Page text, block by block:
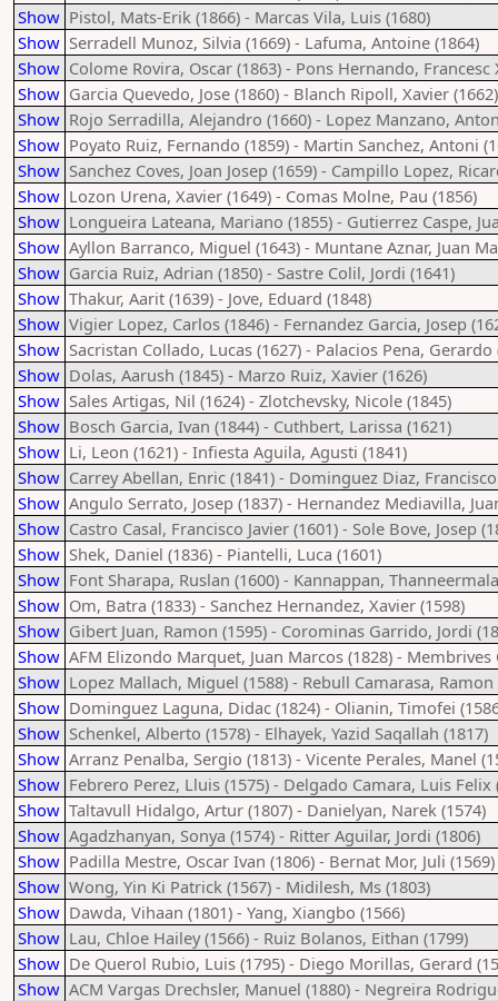
Show Pistol, Mats-Erik (1866) - Marcas Vila, Luis (1680)
Show Serradell Munoz, Silvia (1669) - Lafuma, Antoine (1864)
Show Colome Rovira, Oscar (1863) - Pons Hernando, Francesc
Show Garcia Quevedo, Jose (1860) - Blanch Ripoll, Xavier (1662)
Show Rojo Serradilla, Alejandro (1660) - Lopez Manzano,
Show Poyato Ruiz, Fernando (1859) - Martin Sanchez, Antoni
Show Sanchez Coves, Joan Josep (1659) - Campillo Lopez,
Show Lozon Urena, Xavier (1649) - Comas Molne, Pau (1856)
Show Longueira Lateana, Mariano (1855) - Gutierrez Caspe,
Show Ayllon Barranco, Miguel (1643) - Muntane Aznar, Juan
Show Garcia Ruiz, Adrian (1850) - Sastre Colil, Jordi (1641)
Show Thakur, Aarit (1639) - Jove, Eduard (1848)
Show Vigier Lopez, Carlos (1846) - Fernandez Garcia, Josep
Show Sacristan Collado, Lucas (1627) - Palacios Pena, Gerardo
Show Dolas, Aarush (1845) - Marzo Ruiz, Xavier (1626)
Show Sales Artigas, Nil (1624) - Zlotchevsky, Nicole (1845)
Show Bosch Garcia, Ivan (1844) - Cuthbert, Larissa (1621)
Show Li, Leon (1621) - Infiesta Aguila, Agusti (1841)
Show Carrey Abellan, Enric (1841) - Dominguez Diaz,
Show Angulo Serrato, Josep (1837) - Hernandez Mediavilla,
Show Castro Casal, Francisco Javier (1601) - Sole Bove, Josep
Show Shek, Daniel (1836) - Piantelli, Luca (1601)
Show Font Sharapa, Ruslan (1600) - Kannappan,
Show Om, Batra (1833) - Sanchez Hernandez, Xavier (1598)
Show Gibert Juan, Ramon (1595) - Corominas Garrido, Jordi
Show AFM Elizondo Marquet, Juan Marcos (1828) - Membrives
Show Lopez Mallach, Miguel (1588) - Rebull Camarasa, Ramon
Show Dominguez Laguna, Didac (1824) - Olianin, Timofei
Show Schenkel, Alberto (1578) - Elhayek, Yazid Saqallah (1817)
Show Arranz Penalba, Sergio (1813) - Vicente Perales, Manel
Show Febrero Perez, Lluis (1575) - Delgado Camara, Luis Felix
Show Taltavull Hidalgo, Artur (1807) - Danielyan, Narek (1574)
Show Agadzhanyan, Sonya (1574) - Ritter Aguilar, Jordi (1806)
Show Padilla Mestre, Oscar Ivan (1806) - Bernat Mor, Juli (1569)
Show Wong, Yin Ki Patrick (1567) - Midilesh, Ms (1803)
Show Dawda, Vihaan (1801) - Yang, Xiangbo (1566)
Show Lau, Chloe Hailey (1566) - Ruiz Bolanos, Eithan (1799)
Show De Querol Rubio, Luis (1795) - Diego Morillas, Gerard
Show ACM Vargas Drechsler, Manuel (1880) - Negreira